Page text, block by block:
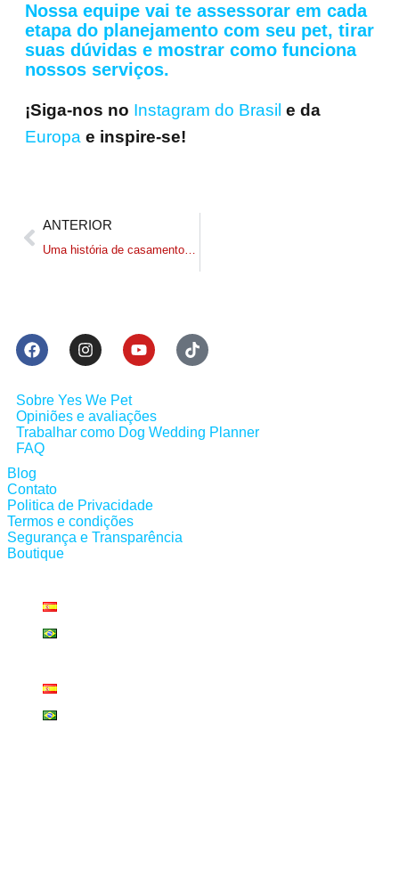
Nossa equipe vai te assessorar em cada
etapa do planejamento com seu pet, tirar
suas dúvidas e mostrar como funciona
nossos serviços.
¡Siga-nos no Instagram do Brasil e da
Europa e inspire-se!
ANTERIOR
Uma história de casamento com um cachorro (real): Mozart, o hóspede do Mastín
Sobre Yes We Pet
Opiniões e avaliações
Trabalhar como Dog Wedding Planner
FAQ
Blog
Contato
Politica de Privacidade
Termos e condições
Segurança e Transparência
Boutique